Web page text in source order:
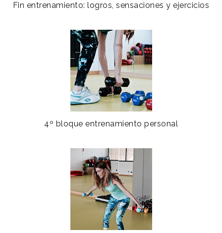
Fin entrenamiento: logros, sensaciones y ejercicios
4º bloque entrenamiento personal